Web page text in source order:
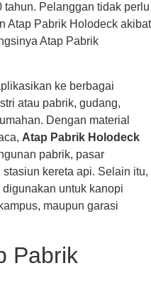
Pelanggan tidak perlu
Atap Pabrik Holodeck akibat
Atap Pabrik
ke berbagai
atau pabrik, gudang,
Dengan material
Atap Pabrik Holodeck
pabrik, pasar
kereta api. Selain itu,
digunakan untuk kanopi
maupun garasi
Pabrik